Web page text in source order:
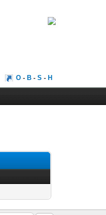
O - B -S - H